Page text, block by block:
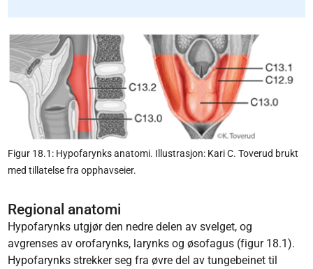
Figur 18.1: Hypofarynks anatomi. Illustrasjon: Kari C. Toverud brukt
med tillatelse fra opphavseier.
Regional anatomi
Hypofarynks utgjør den nedre delen av svelget, og
avgrenses av orofarynks, larynks og øsofagus (figur 18.1).
Hypofarynks strekker seg fra øvre del av tungebeinet til